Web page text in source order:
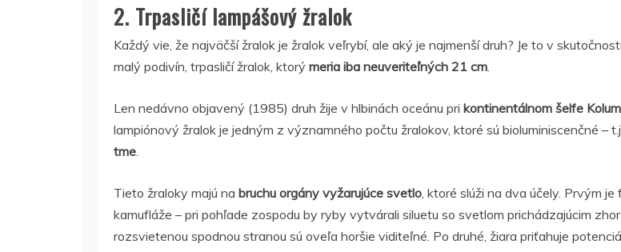
2. Trpasličí lampášový žralok
Každý vie, že najväčší žralok je žralok veľrybí, ale aký je najmenší druh? Je to v
malý podivín, trpasličí žralok, ktorý meria iba neuveriteľných 21 cm.
Len nedávno objavený (1985) druh žije v hlbinách oceánu pri kontinentálnom šelfe
lampiónový žralok je jedným z významného počtu žralokov, ktoré sú bioluminiscenčné –
tme.
Tieto žraloky majú na bruchu orgány vyžarujúce svetlo, ktoré slúži na dva účely. Prvým je
kamufláže – pri pohľade zospodu by ryby vytvárali siluetu so svetlom prichádzajúcim
rozsvietenou spodnou stranou sú oveľa horšie viditeľné. Po druhé, žiara priťahuje